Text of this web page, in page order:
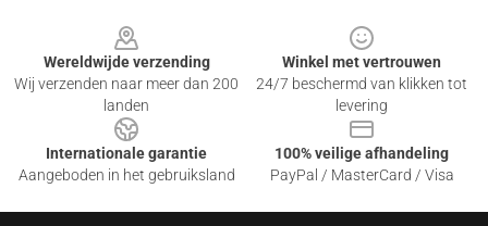
Wereldwijde verzending
Wij verzenden naar meer dan 200
landen
Winkel met vertrouwen
24/7 beschermd van klikken tot
levering
Internationale garantie
Aangeboden in het gebruiksland
100% veilige afhandeling
PayPal / MasterCard / Visa